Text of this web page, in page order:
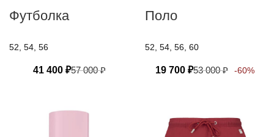
Футболка
52, 54, 56
41 400 ₽57 000₽
Поло
52, 54, 56, 60
19 700 ₽53 000₽ -60%